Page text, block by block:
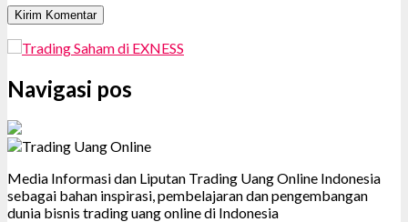
Navigasi pos
Media Informasi dan Liputan Trading Uang Online Indonesia
sebagai bahan inspirasi, pembelajaran dan pengembangan
dunia bisnis trading uang online di Indonesia